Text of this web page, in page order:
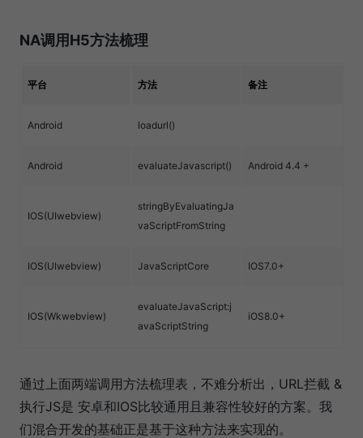
NA调用H5方法梳理
平台 方法 备注
Android loadurl()
Android evaluateJavascript() Android 4.4 +
IOS(UIwebview)
stringByEvaluatingJa
vaScriptFromString
IOS(UIwebview) JavaScriptCore IOS7.0+
IOS(Wkwebview)
evaluateJavaScript:j
avaScriptString
iOS8.0+
通过上面两端调用方法梳理表，不难分析出，URL拦截 &
执行JS是 安卓和IOS比较通用且兼容性较好的方案。我
们混合开发的基础正是基于这种方法来实现的。